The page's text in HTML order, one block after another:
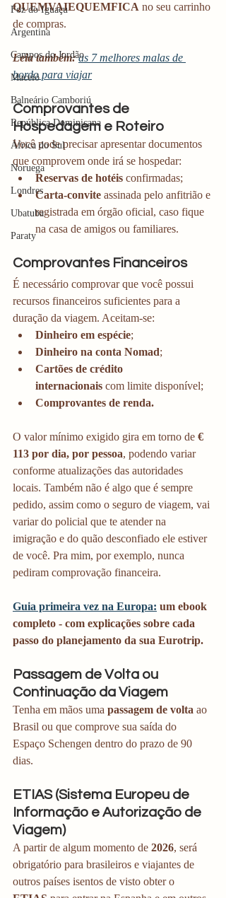
Foz do Iguaçu
Argentina
Campos do Jordão
Maceió
Balneário Camboriú
República Dominicana
África do Sul
Noruega
Londres
Ubatuba
Paraty
QUEMVAIEQUEMFICA no seu carrinho
de compras.
Leia também: as 7 melhores malas de
bordo para viajar
Comprovantes de
Hospedagem e Roteiro
Você pode precisar apresentar documentos
que comprovem onde irá se hospedar:
Reservas de hotéis confirmadas;
Carta-convite assinada pelo anfitrião e
registrada em órgão oficial, caso fique
na casa de amigos ou familiares.
Comprovantes Financeiros
É necessário comprovar que você possui
recursos financeiros suficientes para a
duração da viagem. Aceitam-se:
Dinheiro em espécie;
Dinheiro na conta Nomad;
Cartões de crédito
internacionais com limite disponível;
Comprovantes de renda.
O valor mínimo exigido gira em torno de €
113 por dia, por pessoa, podendo variar
conforme atualizações das autoridades
locais. Também não é algo que é sempre
pedido, assim como o seguro de viagem, vai
variar do policial que te atender na
imigração e do quão desconfiado ele estiver
de você. Pra mim, por exemplo, nunca
pediram comprovação financeira.
Guia primeira vez na Europa: um ebook
completo - com explicações sobre cada
passo do planejamento da sua Eurotrip.
Passagem de Volta ou
Continuação da Viagem
Tenha em mãos uma passagem de volta ao
Brasil ou que comprove sua saída do
Espaço Schengen dentro do prazo de 90
dias.
ETIAS (Sistema Europeu de
Informação e Autorização de
Viagem)
A partir de algum momento de 2026, será
obrigatório para brasileiros e viajantes de
outros países isentos de visto obter o